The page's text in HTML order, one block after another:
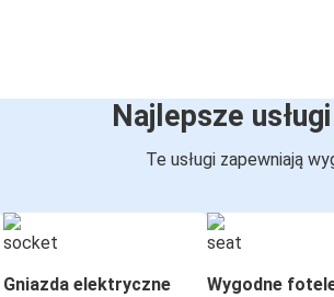
Najlepsze
Te usługi zapewniają
Gniazda elektryczne Wygodne